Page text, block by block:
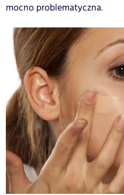
mocno problematyczna.